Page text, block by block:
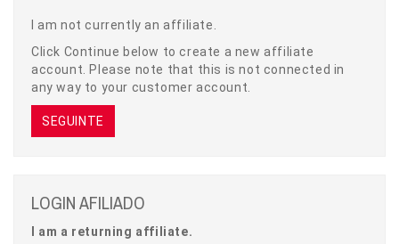
I am not currently an affiliate.
Click Continue below to create a new affiliate
account. Please note that this is not connected in
any way to your customer account.
SEGUINTE
LOGIN AFILIADO
I am a returning affiliate.